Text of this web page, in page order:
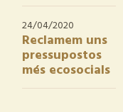
24/04/2020
Reclamem uns
pressupostos
més ecosocials